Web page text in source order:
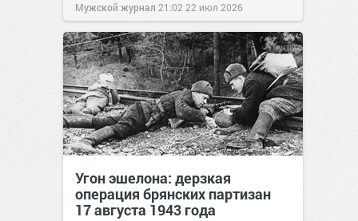
Мужской журнал 21:02 22 июл 2026
Угон эшелона: дерзкая
операция брянских партизан
17 августа 1943 года